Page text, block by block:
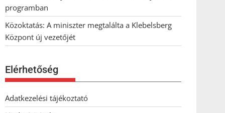
programban
Közoktatás: A miniszter megtalálta a Klebelsberg
Központ új vezetőjét
Elérhetőség
Adatkezelési tájékoztató